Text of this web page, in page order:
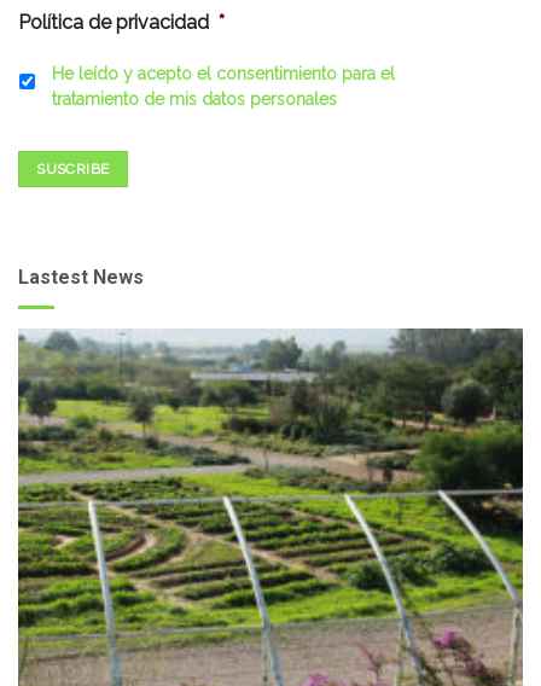
Política de privacidad *
He leído y acepto el consentimiento para el
tratamiento de mis datos personales
SUSCRIBE
Lastest News